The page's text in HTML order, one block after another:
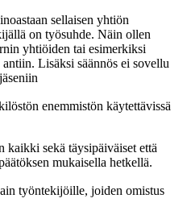
sellaisen yhtiön
on työsuhde. Näin ollen
yhtiöiden tai esimerkiksi
Lisäksi säännös ei sovellu
enemmistön käytettävissä
kaikki sekä täysipäiväiset että
mukaisella hetkellä.
työntekijöille, joiden omistus